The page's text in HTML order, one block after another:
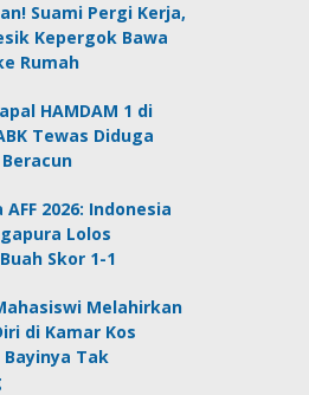
Suami Pergi Kerja,
Kepergok Bawa
Rumah
HAMDAM 1 di
Tewas Diduga
AFF 2026: Indonesia
Lolos
Skor 1-1
Melahirkan
di Kamar Kos
Bayinya Tak